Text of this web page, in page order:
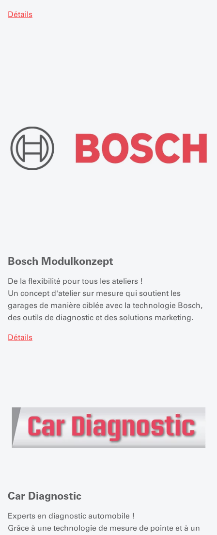
Détails
Bosch Modulkonzept
De la flexibilité pour tous les ateliers !
Un concept d'atelier sur mesure qui soutient les
garages de manière ciblée avec la technologie Bosch,
des outils de diagnostic et des solutions marketing.
Détails
Car Diagnostic
Experts en diagnostic automobile !
Grâce à une technologie de mesure de pointe et à un